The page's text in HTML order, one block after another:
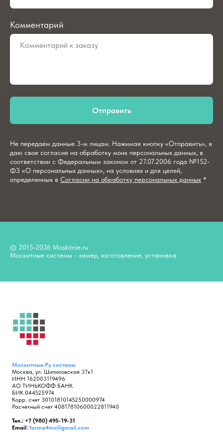
Комментарий
Отправить
Не передаем данные 3-м лицам. Нажимая кнопку «Отправить», я
даю свое согласие на обработку моих персональных данных, в
соответствии с Федеральным законом от 27.07.2006 года №152-
ФЗ «О персональных данных», на условиях и для целей,
определенных в Согласии на обработку персональных данных *
© 2015-2026 Moskitnie.ru
Москитные системы - замер, изготовление, установка
Москитные.Ру системы
Москва, ул. Шипиловская 37к1
ИНН 162003119496
АО ТИНЬКОФФ БАНК
БИК 044525974
Корр. счет 30101810145250000974
Расчетный счет 40817810600022811940
Тел.: +7 (980) 495-19-31
Email: forma4ms@gmail.com